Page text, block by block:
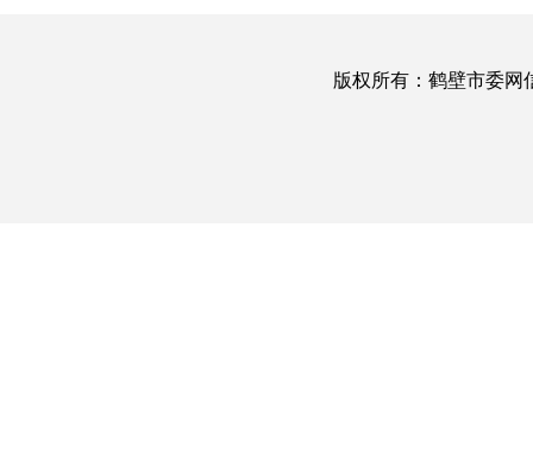
版权所有：鹤壁市委